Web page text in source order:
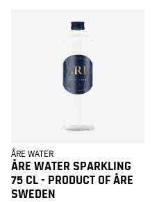
ÅRE WATER
ÅRE WATER SPARKLING
75 CL - PRODUCT OF ÅRE
SWEDEN